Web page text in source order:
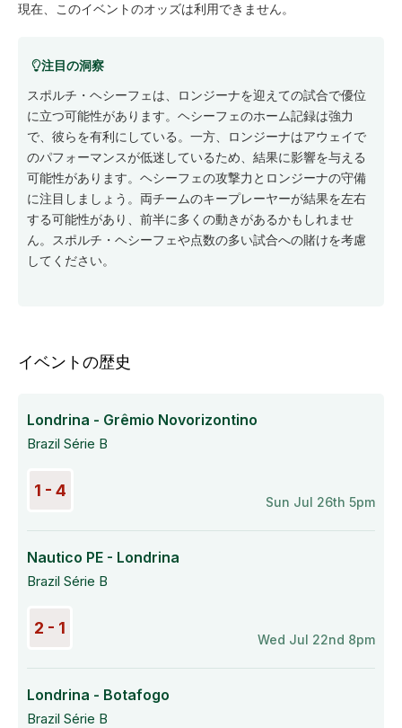
現在、このイベントのオッズは利用できません。
注目の洞察
スポルチ・ヘシーフェは、ロンジーナを迎えての試合で優位
に立つ可能性があります。ヘシーフェのホーム記録は強力
で、彼らを有利にしている。一方、ロンジーナはアウェイで
のパフォーマンスが低迷しているため、結果に影響を与える
可能性があります。ヘシーフェの攻撃力とロンジーナの守備
に注目しましょう。両チームのキープレーヤーが結果を左右
する可能性があり、前半に多くの動きがあるかもしれませ
ん。スポルチ・ヘシーフェや点数の多い試合への賭けを考慮
してください。
イベントの歴史
Londrina - Grêmio Novorizontino
Brazil Série B
1 - 4
Sun Jul 26th 5pm
Nautico PE - Londrina
Brazil Série B
2 - 1
Wed Jul 22nd 8pm
Londrina - Botafogo
Brazil Série B